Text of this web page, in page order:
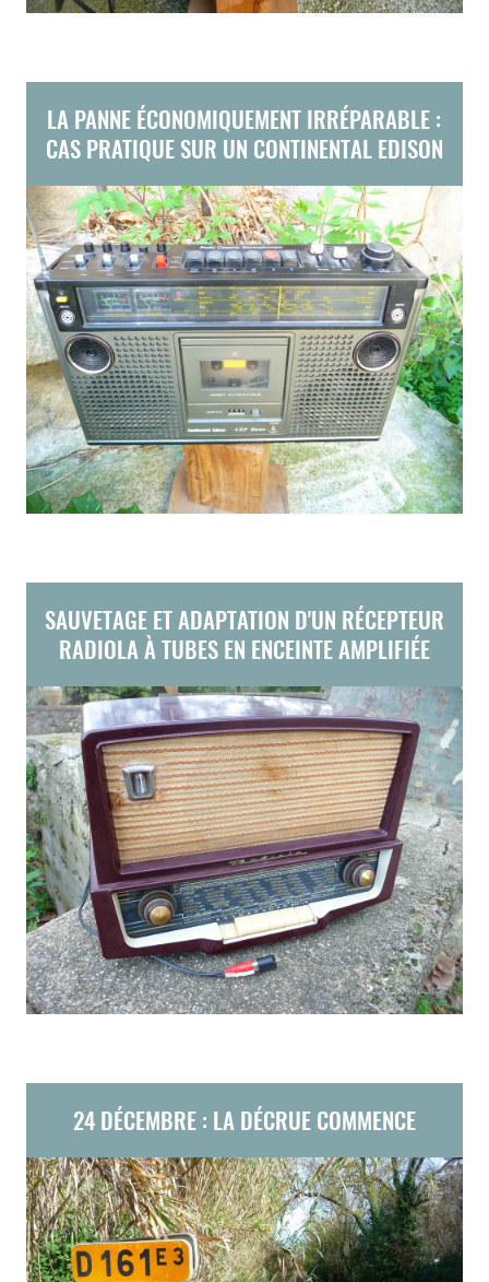
LA PANNE ÉCONOMIQUEMENT IRRÉPARABLE :
CAS PRATIQUE SUR UN CONTINENTAL EDISON
SAUVETAGE ET ADAPTATION D'UN RÉCEPTEUR
RADIOLA À TUBES EN ENCEINTE AMPLIFIÉE
24 DÉCEMBRE : LA DÉCRUE COMMENCE